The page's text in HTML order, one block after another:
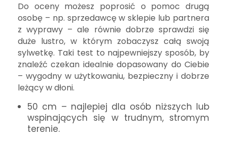
Do oceny możesz poprosić o pomoc drugą
osobę – np. sprzedawcę w sklepie lub partnera
z wyprawy – ale równie dobrze sprawdzi się
duże lustro, w którym zobaczysz całą swoją
sylwetkę. Taki test to najpewniejszy sposób, by
znaleźć czekan idealnie dopasowany do Ciebie
– wygodny w użytkowaniu, bezpieczny i dobrze
leżący w dłoni.
50 cm – najlepiej dla osób niższych lub
wspinających się w trudnym, stromym
terenie.